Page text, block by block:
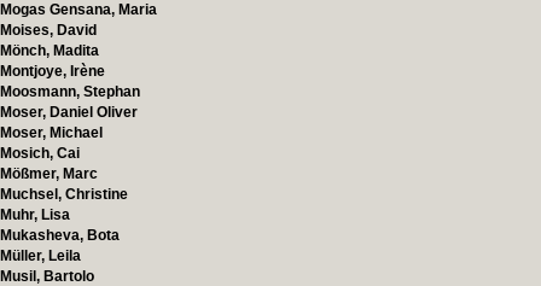
Mogas Gensana, Maria
Moises, David
Mönch, Madita
Montjoye, Irène
Moosmann, Stephan
Moser, Daniel Oliver
Moser, Michael
Mosich, Cai
Mößmer, Marc
Muchsel, Christine
Muhr, Lisa
Mukasheva, Bota
Müller, Leila
Musil, Bartolo